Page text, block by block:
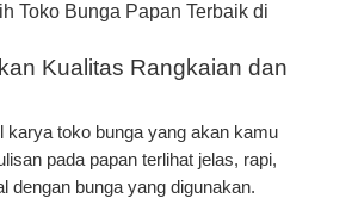
Toko Bunga Papan Terbaik di
Kualitas Rangkaian dan
karya toko bunga yang akan kamu
pada papan terlihat jelas, rapi,
dengan bunga yang digunakan.